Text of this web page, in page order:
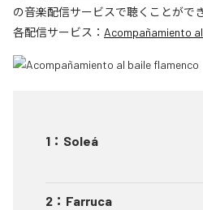
の音楽配信サービスで聴くことができ
各配信サービス： Acompañamiento
1 ： Soleá
2 ： Farruca